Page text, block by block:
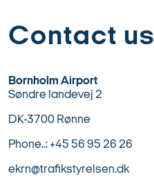
Contact us
Bornholm Airport
Søndre landevej 2
DK-3700 Rønne
Phone..: +45 56 95 26 26
ekrn@trafikstyrelsen.dk